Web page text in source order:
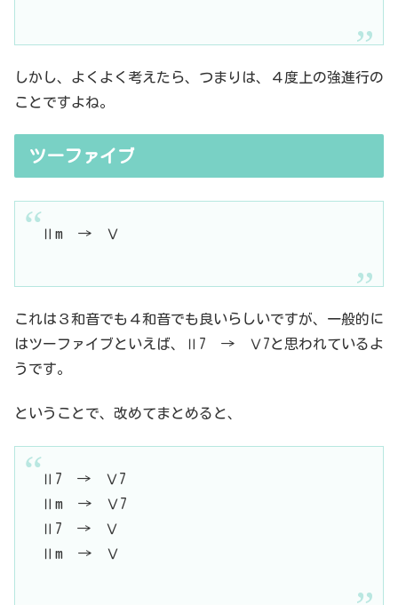
しかし、よくよく考えたら、つまりは、４度上の強進行の
ことですよね。
ツーファイブ
Ⅱm → Ⅴ
これは３和音でも４和音でも良いらしいですが、一般的に
はツーファイブといえば、Ⅱ7 → Ⅴ7と思われているよ
うです。
ということで、改めてまとめると、
Ⅱ7 → Ⅴ7
Ⅱm → Ⅴ7
Ⅱ7 → Ⅴ
Ⅱm → Ⅴ